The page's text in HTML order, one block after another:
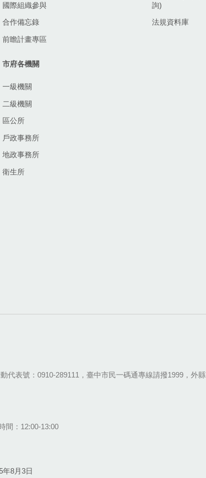
國際組織參與
合作備忘錄
前瞻計畫專區
詢)
法規資料庫
市府各機關
一級機關
二級機關
區公所
戶政事務所
地政事務所
衛生所
代表號：0910-289111，臺中市民一碼通專線請撥1999，外
間：12:00-13:00
年8月3日